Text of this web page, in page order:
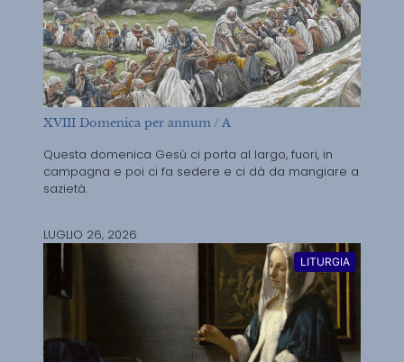
XVIII Domenica per annum / A
Questa domenica Gesù ci porta al largo, fuori, in
campagna e poi ci fa sedere e ci dà da mangiare a
sazietà.
LUGLIO 26, 2026
LITURGIA